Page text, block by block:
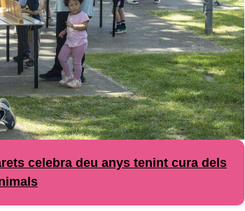
celebra deu anys tenint cura dels